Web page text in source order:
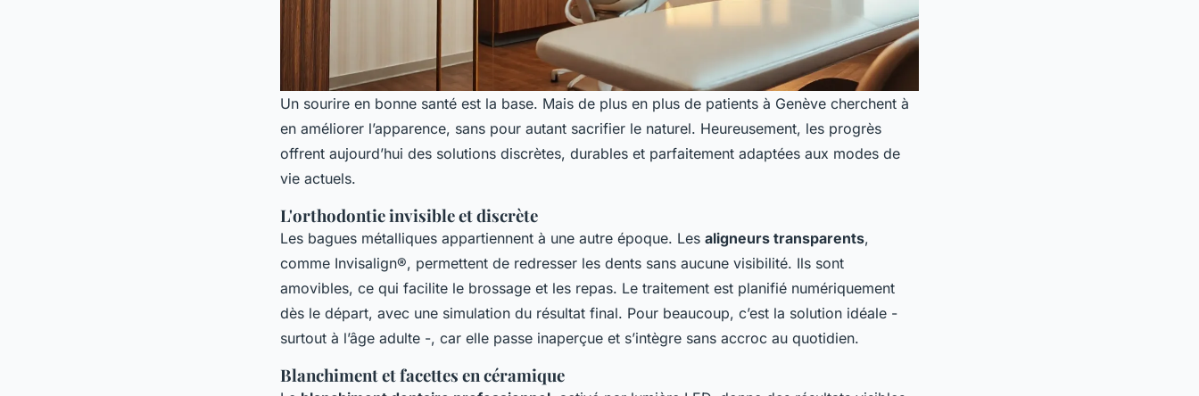
Un sourire en bonne santé est la base. Mais de plus en plus de patients à Genève cherchent à
en améliorer l’apparence, sans pour autant sacrifier le naturel. Heureusement, les progrès
offrent aujourd’hui des solutions discrètes, durables et parfaitement adaptées aux modes de
vie actuels.
L'orthodontie invisible et discrète
Les bagues métalliques appartiennent à une autre époque. Les aligneurs transparents,
comme Invisalign®, permettent de redresser les dents sans aucune visibilité. Ils sont
amovibles, ce qui facilite le brossage et les repas. Le traitement est planifié numériquement
dès le départ, avec une simulation du résultat final. Pour beaucoup, c’est la solution idéale -
surtout à l’âge adulte -, car elle passe inaperçue et s’intègre sans accroc au quotidien.
Blanchiment et facettes en céramique